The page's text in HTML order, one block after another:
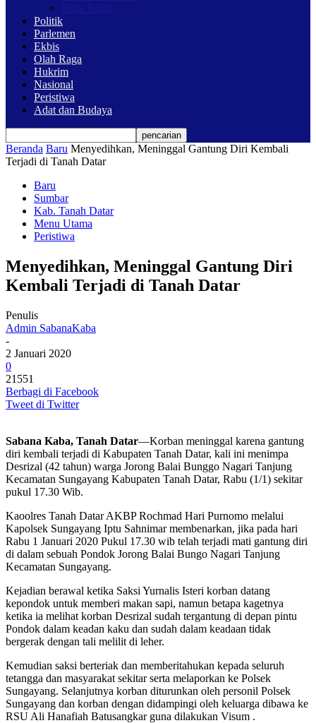
Kota Solok
Politik
Parlemen
Ekbis
Olah Raga
Hukrim
Nasional
Peristiwa
Adat dan Budaya
Beranda Baru Menyedihkan, Meninggal Gantung Diri Kembali
Terjadi di Tanah Datar
Baru
Sumbar
Kab. Tanah Datar
Menu Utama
Peristiwa
Menyedihkan, Meninggal Gantung Diri
Kembali Terjadi di Tanah Datar
Penulis
Admin SabanaKaba
-
2 Januari 2020
0
21551
Berbagi di Facebook
Tweet di Twitter
Sabana Kaba, Tanah Datar—Korban meninggal karena gantung
diri kembali terjadi di Kabupaten Tanah Datar, kali ini menimpa
Desrizal (42 tahun) warga Jorong Balai Bunggo Nagari Tanjung
Kecamatan Sungayang Kabupaten Tanah Datar, Rabu (1/1) sekitar
pukul 17.30 Wib.
Kaoolres Tanah Datar AKBP Rochmad Hari Purnomo melalui
Kapolsek Sungayang Iptu Sahnimar membenarkan, jika pada hari
Rabu 1 Januari 2020 Pukul 17.30 wib telah terjadi mati gantung diri
di dalam sebuah Pondok Jorong Balai Bungo Nagari Tanjung
Kecamatan Sungayang.
Kejadian berawal ketika Saksi Yurnalis Isteri korban datang
kepondok untuk memberi makan sapi, namun betapa kagetnya
ketika ia melihat korban Desrizal sudah tergantung di depan pintu
Pondok dalam keadan kaku dan sudah dalam keadaan tidak
bergerak dengan tali melilit di leher.
Kemudian saksi berteriak dan memberitahukan kepada seluruh
tetangga dan masyarakat sekitar serta melaporkan ke Polsek
Sungayang. Selanjutnya korban diturunkan oleh personil Polsek
Sungayang dan korban dengan didampingi oleh keluarga dibawa ke
RSU Ali Hanafiah Batusangkar guna dilakukan Visum .